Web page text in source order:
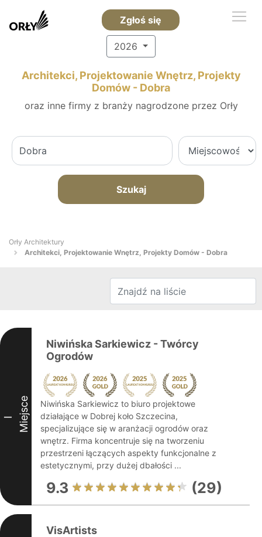
Zgłoś się
2026
Architekci, Projektowanie Wnętrz, Projekty
Domów - Dobra
oraz inne firmy z branży nagrodzone przez Orły
Szukaj
Orły Architektury
Architekci, Projektowanie Wnętrz, Projekty Domów - Dobra
I Miejsce
Niwińska Sarkiewicz - Twórcy
Ogrodów
Niwińska Sarkiewicz to biuro projektowe
działające w Dobrej koło Szczecina,
specjalizujące się w aranżacji ogrodów oraz
wnętrz. Firma koncentruje się na tworzeniu
przestrzeni łączących aspekty funkcjonalne z
estetycznymi, przy dużej dbałości ...
9.3 (29)
VisArtists